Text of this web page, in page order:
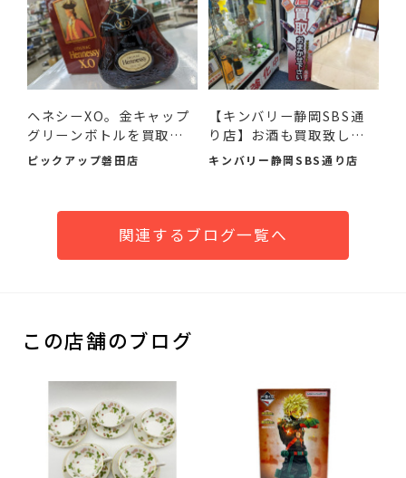
ヘネシーXO。金キャップ
グリーンボトルを買取り
さ...
ピックアップ磐田店
【キンバリー静岡SBS通
り店】お酒も買取致しま
す
キンバリー静岡SBS通り店
関連するブログ一覧へ
この店舗のブログ